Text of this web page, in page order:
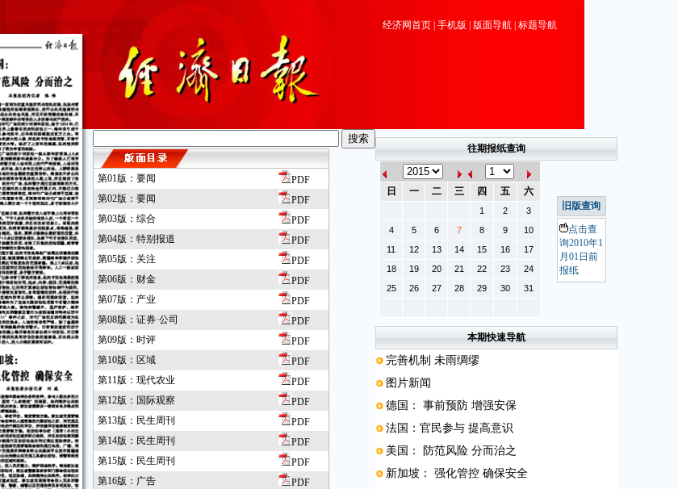
经济网首页 手机版 版面导航 标题导航
第01版：要闻
PDF
第02版：要闻
PDF
第03版：综合
PDF
第04版：特别报道
PDF
第05版：关注
PDF
第06版：财金
PDF
第07版：产业
PDF
第08版：证券·公司
PDF
第09版：时评
PDF
第10版：区域
PDF
第11版：现代农业
PDF
第12版：国际观察
PDF
第13版：民生周刊
PDF
第14版：民生周刊
PDF
第15版：民生周刊
PDF
第16版：广告
PDF
往期报纸查询
日 一 二 三 四 五 六
1 2
3
4
5 6 7 8 9
10
11
12 13 14 15 16
17
18
19 20 21 22 23
24
25
26 27 28 29 30 31
旧版查询
点击查
询2010年1
月01日前
报纸
本期快速导航
完善机制 未雨绸缪
图片新闻
德国： 事前预防 增强安保
法国：官民参与 提高意识
美国： 防范风险 分而治之
新加坡： 强化管控 确保安全